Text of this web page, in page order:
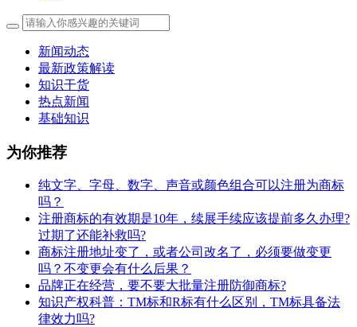
新闻动态
最新政策解读
知识干货
热点新闻
基础知识
为你推荐
纯文字、字母、数字、声音或颜色组合可以注册为商标
吗？
注册商标的有效期是10年，续展手续应该提前多久办理?
过期了还能补救吗?
商标注册地址变了，或者公司改名了，必须要做变更
吗？不变更会有什么后果？
​品牌正在经营，要不要大批量注册防御商标?
知识产权科普：TM标和R标有什么区别，TM标具备法
律效力吗?